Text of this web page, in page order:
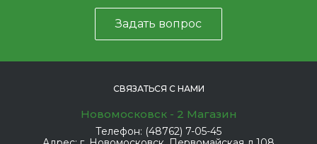
Задать вопрос
СВЯЗАТЬСЯ С НАМИ
Новомосковск - 2 Магазин
Телефон: (48762) 7-05-45